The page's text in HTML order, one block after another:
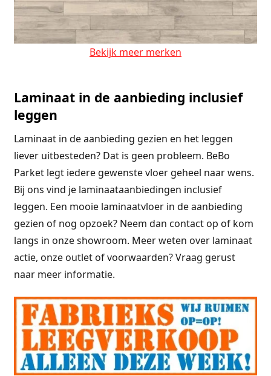
Bekijk meer merken
Laminaat in de aanbieding inclusief
leggen
Laminaat in de aanbieding gezien en het leggen
liever uitbesteden? Dat is geen probleem. BeBo
Parket legt iedere gewenste vloer geheel naar wens.
Bij ons vind je laminaataanbiedingen inclusief
leggen. Een mooie laminaatvloer in de aanbieding
gezien of nog opzoek? Neem dan contact op of kom
langs in onze showroom. Meer weten over laminaat
actie, onze outlet of voorwaarden? Vraag gerust
naar meer informatie.